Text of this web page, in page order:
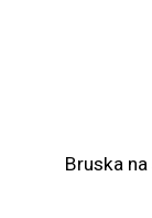
Bruska